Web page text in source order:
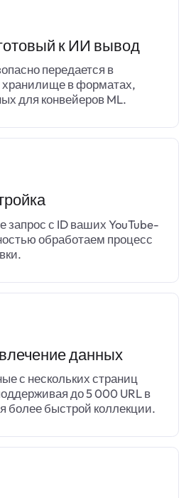
к ИИ вывод
передается в
в форматах,
для конвейеров ML.
запрос с ID ваших YouTube-
обработаем процесс
данных
с нескольких страниц
до 5 000 URL в
более быстрой коллекции.